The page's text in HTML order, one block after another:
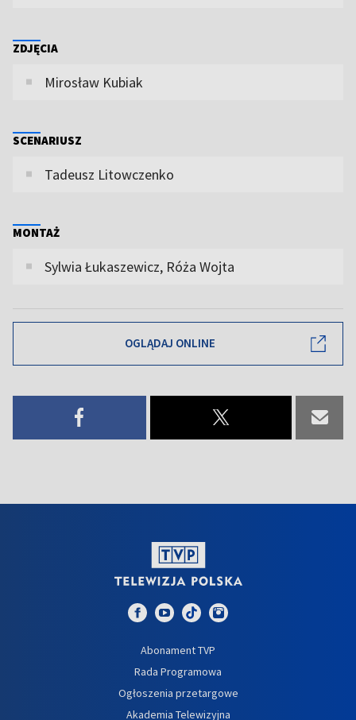
ZDJĘCIA
Mirosław Kubiak
SCENARIUSZ
Tadeusz Litowczenko
MONTAŻ
Sylwia Łukaszewicz, Róża Wojta
OGLĄDAJ ONLINE
Abonament TVP
Rada Programowa
Ogłoszenia przetargowe
Akademia Telewizyjna